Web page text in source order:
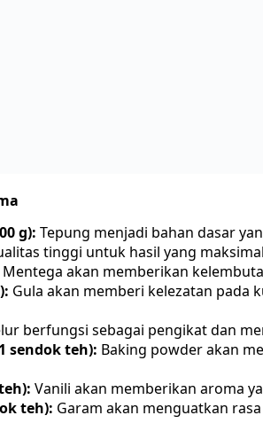
g): Tepung menjadi bahan dasar
tinggi untuk hasil yang
Mentega akan memberikan
Gula akan memberi kelezatan pada
berfungsi sebagai pengikat dan
sendok teh): Baking powder akan
Vanili akan memberikan aroma
teh): Garam akan menguatkan